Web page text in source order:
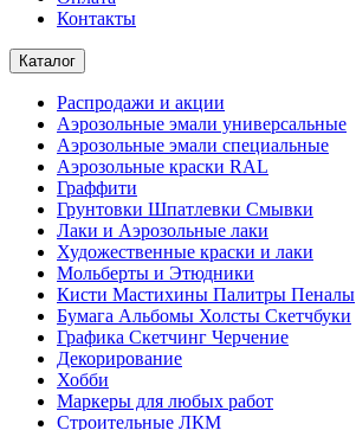
Контакты
Каталог
Распродажи и акции
Аэрозольные эмали универсальные
Аэрозольные эмали специальные
Аэрозольные краски RAL
Граффити
Грунтовки Шпатлевки Смывки
Лаки и Аэрозольные лаки
Художественные краски и лаки
Мольберты и Этюдники
Кисти Мастихины Палитры Пеналы
Бумага Альбомы Холсты Скетчбуки
Графика Скетчинг Черчение
Декорирование
Хобби
Маркеры для любых работ
Строительные ЛКМ